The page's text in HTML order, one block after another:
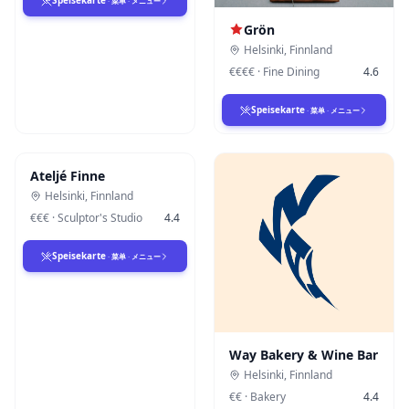
Grön
Helsinki, Finnland
€€€€ · Fine Dining 4.6
Speisekarte · 菜单 · メニュー
Ateljé Finne
Helsinki, Finnland
€€€ ·Sculptor's Studio 4.4
Speisekarte · 菜单 · メニュー
Way Bakery & Wine Bar
Helsinki, Finnland
€€ · Bakery 4.4